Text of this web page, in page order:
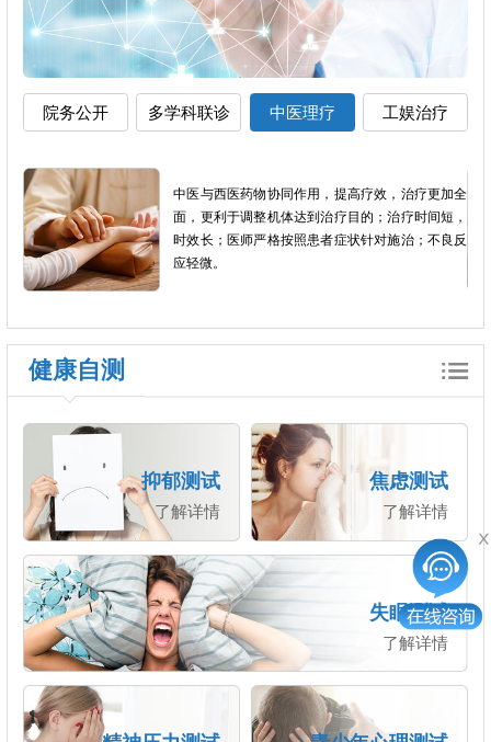
院务公开 多学科联诊 中医理疗 工娱治疗
中医与西医药物协同作用，提高疗效，治疗更加全
面，更利于调整机体达到治疗目的；治疗时间短，
时效长；医师严格按照患者症状针对施治；不良反
应轻微。
健康自测
抑郁测试
了解详情
焦虑测试
了解详情
失眠测试
了解详情